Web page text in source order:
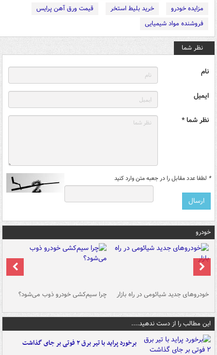
مزایده خودرو
خرید بلیط استخر
قیمت ورق آهن پرایس
فروشنده مواد شیمیایی
نظر شما
نام
ایمیل
نظر شما *
* لطفا عدد مقابل را در جعبه متن وارد کنید
خودرو
خودروهای جدید شیائومی در راه بازار چرا سیم‌کشی خودرو ذوب می‌شود؟
این مطالب را از دست ندهید....
برخورد پراید با تیر برق ۲ فوتی بر جای گذاشت